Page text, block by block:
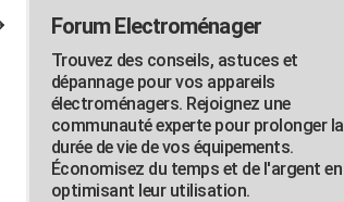
Forum Electroménager
Trouvez des conseils, astuces et
dépannage pour vos appareils
électroménagers. Rejoignez une
communauté experte pour prolonger la
durée de vie de vos équipements.
Économisez du temps et de l'argent en
optimisant leur utilisation.